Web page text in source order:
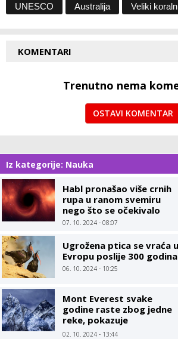
UNESCO Australija Veliki
KOMENTARI
Trenutno nema
OSTAVI KOMENTAR
Iz kategorije: Nauka
Habl pronašao više crnih
rupa u ranom svemiru
nego što se očekivalo
07. 10. 2024 - 08:07
Ugrožena ptica se vraća u
Evropu poslije 300 godina
06. 10. 2024 - 10:25
Mont Everest svake
godine raste zbog jedne
reke, pokazuje
istraživanje
02. 10. 2024 - 13:44